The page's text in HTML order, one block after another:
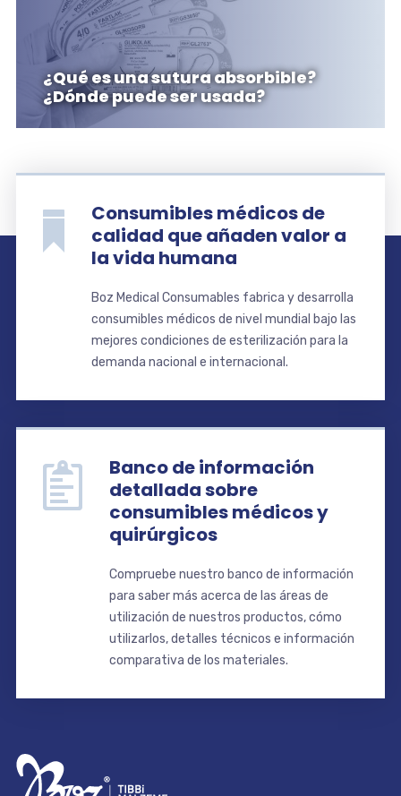
¿Qué es una sutura absorbible?
¿Dónde puede ser usada?
Consumibles médicos de
calidad que añaden valor a
la vida humana
Boz Medical Consumables fabrica y desarrolla
consumibles médicos de nivel mundial bajo las
mejores condiciones de esterilización para la
demanda nacional e internacional.
Banco de información
detallada sobre
consumibles médicos y
quirúrgicos
Compruebe nuestro banco de información
para saber más acerca de las áreas de
utilización de nuestros productos, cómo
utilizarlos, detalles técnicos e información
comparativa de los materiales.